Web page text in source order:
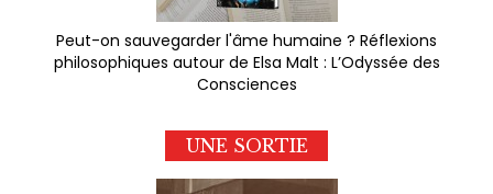
Peut-on sauvegarder l'âme humaine ? Réflexions
philosophiques autour de Elsa Malt : L’Odyssée des
Consciences
UNE SORTIE